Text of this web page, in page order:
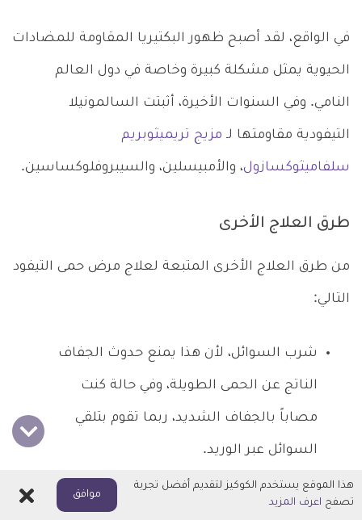
في الواقع، لقد أصبح ظهور البكتيريا المقاومة للمضادات
الحيوية يمثل مشكلة كبيرة وخاصة في دول العالم
النامي. وفي السنوات الأخيرة، أثبتت السالمونيلا
التيفودية مقاومتها لـ مزيج تريميثوبريم
سلفاميثوكسازول، والأمبيسلين، والسيبروفلوكساسين.
طرق العلاج الأخرى
من طرق العلاج الأخرى المتبعة لعلاج مرض حمى التيفود
التالي:
شرب السوائل، لأن هذا يمنع حدوث الجفاف
الناتج عن الحمى الطويلة، وفي حالة كنت
مصاباً بالجفاف الشديد، ربما تقوم بتلقي
السوائل عبر الوريد.
الجراحة، في حالة حدوث ثقب للأمعاء،
ستكون بحاجة لجراحة لإصلاح الأمر.
هذا الموقع يستخدم الكوكيز لتقديم أفضل تجربة
تصفح اعرف المزيد
موافق اغلاق